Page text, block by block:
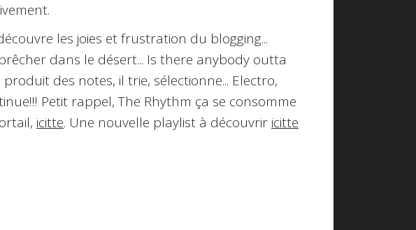
les joies et frustration du blogging...
dans le désert... Is there anybody outta
des notes, il trie, sélectionne... Electro,
Petit rappel, The Rhythm ça se consomme
icitte. Une nouvelle playlist à découvrir icitte